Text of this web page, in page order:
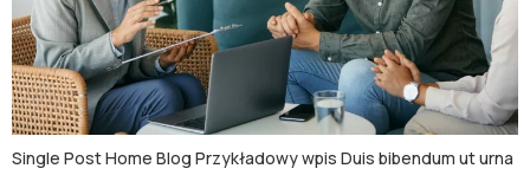
Single Post Home Blog Przykładowy wpis Duis bibendum ut urna